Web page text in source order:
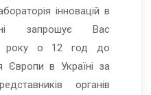
інновацій в
запрошує Вас
року о 12 год до
Європи в Україні за
органів